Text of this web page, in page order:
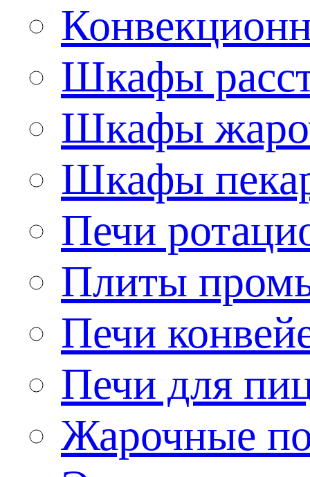
Шкафы
Шкафы
Шкафы
Печи
Плиты
Печи
Печи для
Жарочные